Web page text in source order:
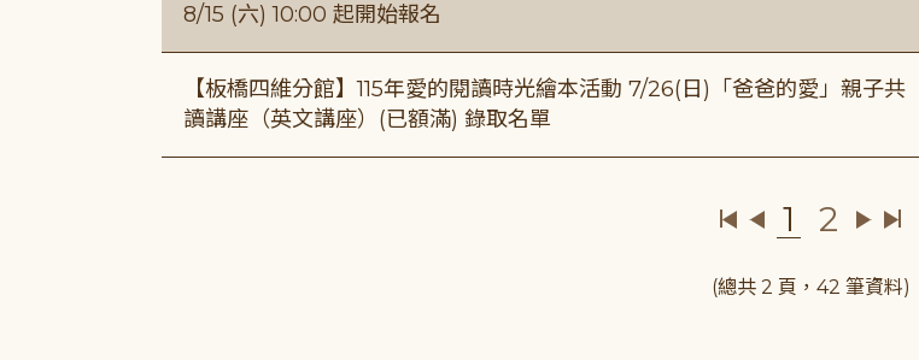
8/15 (六) 10:00 起開始報名
【板橋四維分館】115年愛的閱讀時光繪本活動 7/26(日)「爸爸的愛」親子共
讀講座（英文講座）(已額滿) 錄取名單
1 2
(總共 2 頁，42 筆資料)